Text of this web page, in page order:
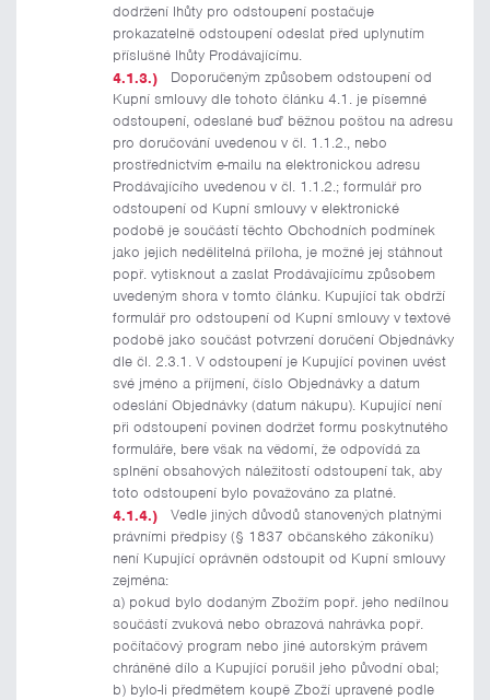
dodržení lhůty pro odstoupení postačuje
prokazatelně odstoupení odeslat před uplynutím
příslušné lhůty Prodávajícímu.
Doporučeným způsobem odstoupení od
Kupní smlouvy dle tohoto článku 4.1. je písemné
odstoupení, odeslané buď běžnou poštou na adresu
pro doručování uvedenou v čl. 1.1.2., nebo
prostřednictvím e-mailu na elektronickou adresu
Prodávajícího uvedenou v čl. 1.1.2.; formulář pro
odstoupení od Kupní smlouvy v elektronické
podobě je součástí těchto Obchodních podmínek
jako jejich nedělitelná příloha, je možné jej stáhnout
popř. vytisknout a zaslat Prodávajícímu způsobem
uvedeným shora v tomto článku. Kupující tak obdrží
formulář pro odstoupení od Kupní smlouvy v textové
podobě jako součást potvrzení doručení Objednávky
dle čl. 2.3.1. V odstoupení je Kupující povinen uvést
své jméno a příjmení, číslo Objednávky a datum
odeslání Objednávky (datum nákupu). Kupující není
při odstoupení povinen dodržet formu poskytnutého
formuláře, bere však na vědomí, že odpovídá za
splnění obsahových náležitostí odstoupení tak, aby
toto odstoupení bylo považováno za platné.
Vedle jiných důvodů stanovených platnými
právními předpisy (§ 1837 občanského zákoníku)
není Kupující oprávněn odstoupit od Kupní smlouvy
zejména:
a) pokud bylo dodaným Zbožím popř. jeho nedílnou
součástí zvuková nebo obrazová nahrávka popř.
počítačový program nebo jiné autorským právem
chráněné dílo a Kupující porušil jeho původní obal;
b) bylo-li předmětem koupě Zboží upravené podle